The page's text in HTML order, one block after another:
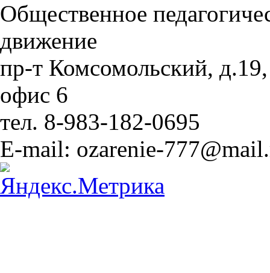
Общественное
движение
пр-т Комсомольский, д.19,
офис 6
тел. 8-983-182-0695
E-mail: ozarenie-